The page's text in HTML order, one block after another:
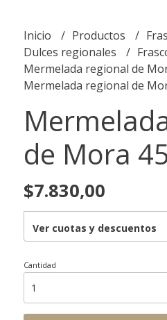
Inicio Productos
Dulces regionales
Mermelada regional de
Mermelada regional de
de Mora
$7.830,00
Ver cuotas y descuentos
Cantidad